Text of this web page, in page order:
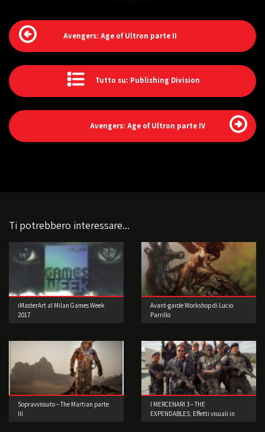
Avengers: Age of Ultron parte II
Tutto su: Publishing Division
Avengers: Age of Ultron parte IV
Ti potrebbero interessare...
iMasterArt al Milan Games Week
2017
Avant-garde Workshop di Lucio
Parrillo
Sopravvissuto – The Martian parte
III
I MERCENARI 3 – THE
EXPENDABLES: Effetti visuali in